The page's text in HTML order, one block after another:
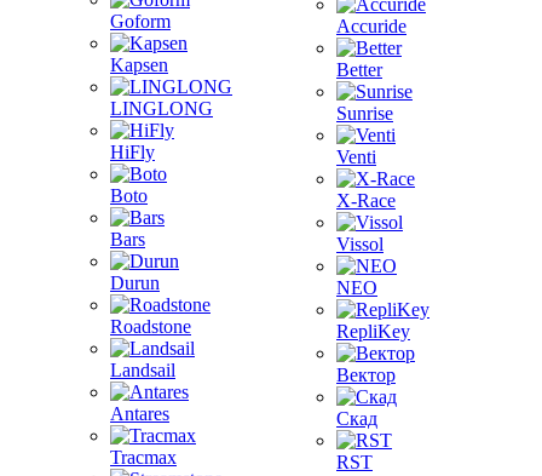
Goform
Kapsen
LINGLONG
HiFly
Boto
Bars
Durun
Roadstone
Landsail
Antares
Tracmax
Accuride
Better
Sunrise
Venti
X-Race
Vissol
NEO
RepliKey
Вектор
Скад
RST